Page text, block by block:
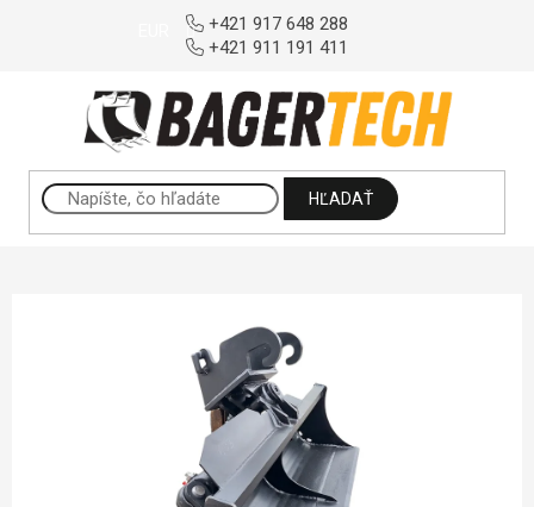
+421 917 648 288
+421 911 191 411
HĽADAŤ